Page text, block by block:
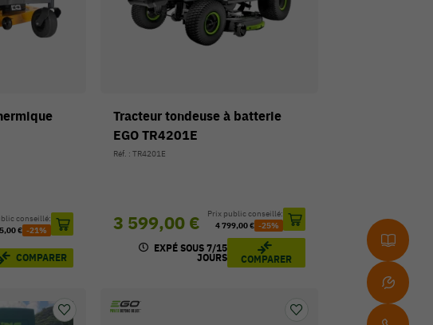
conseillé:
€ -21%
COMPARER
Tracteur tondeuse à batterie
EGO TR4201E
Réf. : TR4201E
3 599,00 €
Prix public conseillé:
4 799,00 € -25%
EXPÉ SOUS 7/15
JOURS
COMPARER